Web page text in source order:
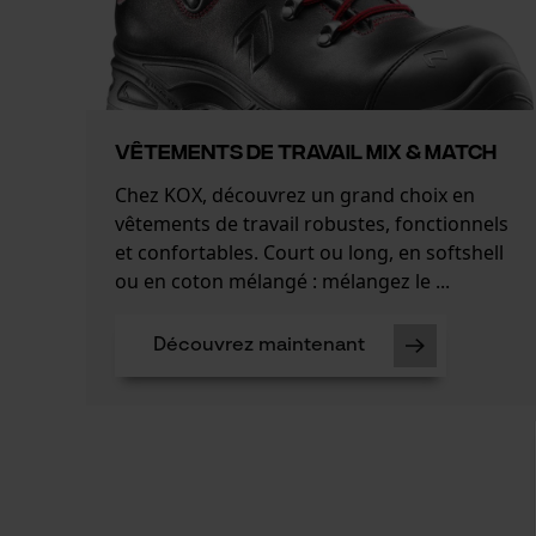
VÊTEMENTS DE TRAVAIL MIX & MATCH
Chez KOX, découvrez un grand choix en
vêtements de travail robustes, fonctionnels
et confortables. Court ou long, en softshell
ou en coton mélangé : mélangez le ...
Découvrez maintenant